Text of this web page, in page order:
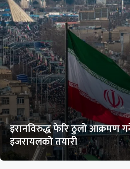
इरानविरुद्ध फेरि ठुलो आक्रमण
इजरायलको तयारी